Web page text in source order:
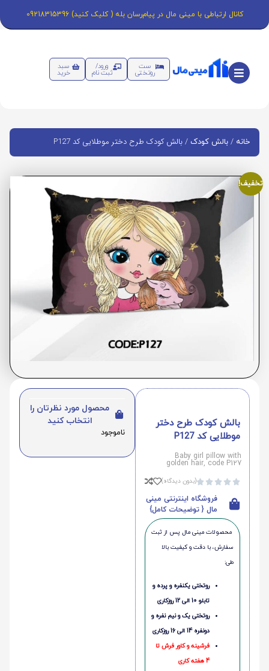
کانال ارتباطی با مینی مال در پیام‌رسان بله ( کلیک کنید) 09218315396
ست
روتختی
ورود/
ثبت نام
سبد
خرید
خانه / بالش کودک / بالش کودک طرح دختر موطلایی کد P127
تخفیف!
بالش کودک طرح دختر
موطلایی کد P127
Baby girl pillow with
golden hair, code P127




(بدون دیدگاه)
فروشگاه اینترنتی مینی
مال { توضیحات کامل}
محصولات مینی‌ مال پس از ثبت
سفارش، با دقت و کیفیت بالا
طی:
روتختی یکنفره و پرده و
تابلو 10 الی 12 روزکاری
روتختی یک و نیم نفره و
دونفره 14 الی 16 روزکاری
فرشینه و کاور فرش تا
4 هفته کاری
محصول مورد نظرتان را
انتخاب کنید
ناموجود